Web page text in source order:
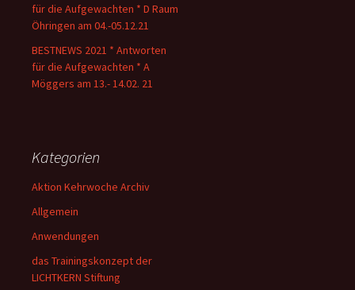
für die Aufgewachten * D Raum
Öhringen am 04.-05.12.21
BESTNEWS 2021 * Antworten
für die Aufgewachten * A
Möggers am 13.- 14.02. 21
Kategorien
Aktion Kehrwoche Archiv
Allgemein
Anwendungen
das Trainingskonzept der
LICHTKERN Stiftung